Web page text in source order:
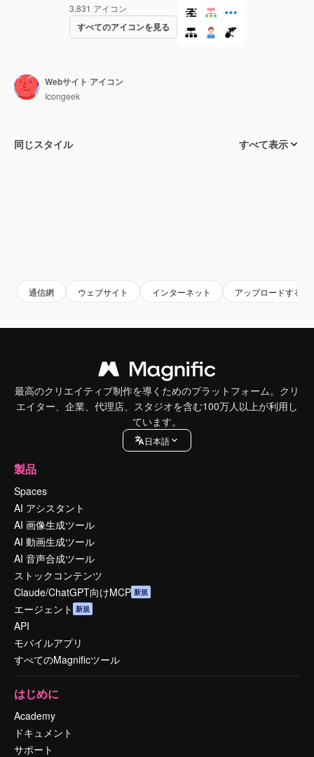
3,831 アイコン
すべてのアイコンを見る
Webサイト アイコン
Icongeek
同じスタイル すべて表示
通信網 ウェブサイト インターネット アップロードする
最高のクリエイティブ制作を導くためのプラットフォーム。クリ
エイター、企業、代理店、スタジオを含む100万人以上が利用し
ています。
日本語
製品
Spaces
AI アシスタント
AI 画像生成ツール
AI 動画生成ツール
AI 音声合成ツール
ストックコンテンツ
Claude/ChatGPT向けMCP 新規
エージェント 新規
API
モバイルアプリ
すべてのMagnificツール
はじめに
Academy
ドキュメント
サポート